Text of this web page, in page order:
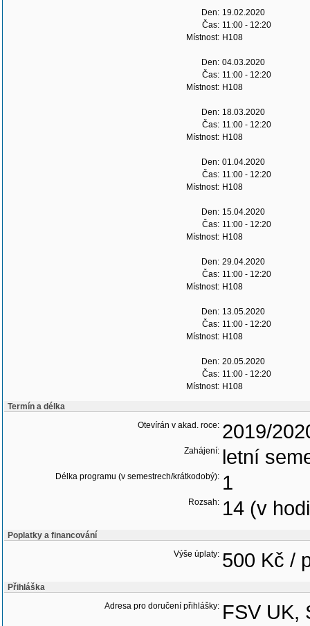
Den: 19.02.2020
Čas: 11:00 - 12:20
Místnost: H108
Den: 04.03.2020
Čas: 11:00 - 12:20
Místnost: H108
Den: 18.03.2020
Čas: 11:00 - 12:20
Místnost: H108
Den: 01.04.2020
Čas: 11:00 - 12:20
Místnost: H108
Den: 15.04.2020
Čas: 11:00 - 12:20
Místnost: H108
Den: 29.04.2020
Čas: 11:00 - 12:20
Místnost: H108
Den: 13.05.2020
Čas: 11:00 - 12:20
Místnost: H108
Den: 20.05.2020
Čas: 11:00 - 12:20
Místnost: H108
Termín a délka
Otevírán v akad. roce: 2019/
Zahájení: letní
Délka programu (v semestrech/krátkodobý): 1
Rozsah: 14 (v
Poplatky a financování
Výše úplaty: 500 Kč /
Přihláška
Adresa pro doručení přihlášky: FSV UK,